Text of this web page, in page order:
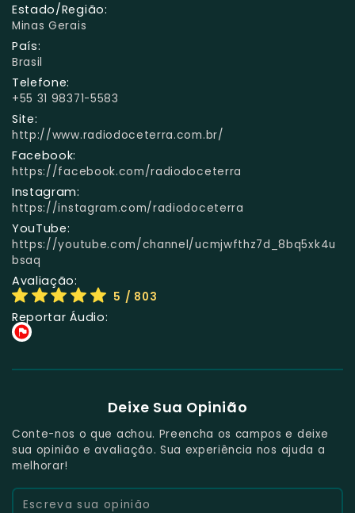
Estado/Região:
Minas Gerais
País:
Brasil
Telefone:
+55 31 98371-5583
Site:
http://www.radiodoceterra.com.br/
Facebook:
https://facebook.com/radiodoceterra
Instagram:
https://instagram.com/radiodoceterra
YouTube:
https://youtube.com/channel/ucmjwfthz7d_8bq5xk4u
bsaq
Avaliação:
5 / 803
Reportar Áudio:
Deixe Sua Opinião
Conte-nos o que achou. Preencha os campos e deixe
sua opinião e avaliação. Sua experiência nos ajuda a
melhorar!